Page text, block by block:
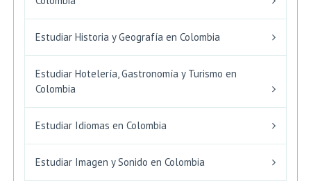
Estudiar Historia y Geografía en Colombia
Estudiar Hotelería, Gastronomía y Turismo en
Colombia
Estudiar Idiomas en Colombia
Estudiar Imagen y Sonido en Colombia